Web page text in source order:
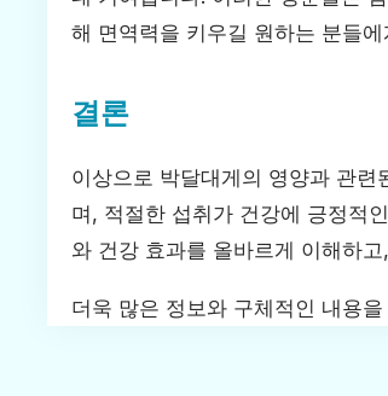
해 면역력을 키우길 원하는 분들
결론
이상으로 박달대게의 영양과 관
며, 적절한 섭취가 건강에 긍정적
와 건강 효과를 올바르게 이해하
더욱 많은 정보와 구체적인 내용을